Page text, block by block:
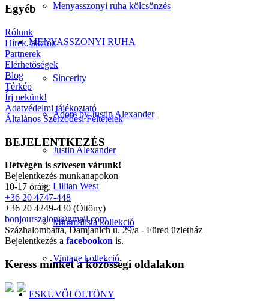
Menyasszonyi ruha kölcsönzés
MENYASSZONYI RUHA
Sincerity
Adore by Justin Alexander
Justin Alexander
Lillian West
Minimalista kollekció
Vintage kollekció
ESKÜVŐI ÖLTÖNY
Egyéb
Rólunk
Hírek, akciók
Partnerek
Elérhetőségek
Blog
Térkép
Írj nekünk!
Adatvédelmi tájékoztató
Általános Szerződési Feltételek
BEJELENTKEZÉS
Hétvégén is szívesen várunk!
Bejelentkezés munkanapokon
10-17 óráig:
+36 20 4747-448
+36 20 4249-430 (Öltöny)
bonjourszalon@gmail.com
Százhalombatta, Damjanich u. 29/a - Füred üzletház
Bejelentkezés a facebookon is.
Keress minket a közösségi oldalakon